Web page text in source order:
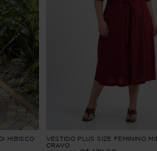
HIBISCO
VESTIDO PLUS SIZE FEMININO
CRAVO